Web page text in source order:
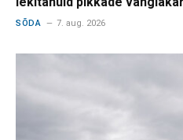
SÕDA 7. aug. 2026